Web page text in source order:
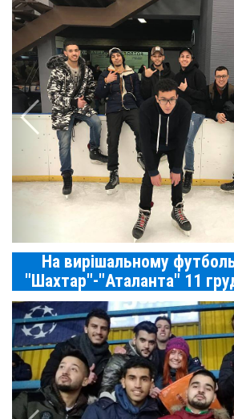
На вирішальному
"Шахтар"-"Аталанта" 11